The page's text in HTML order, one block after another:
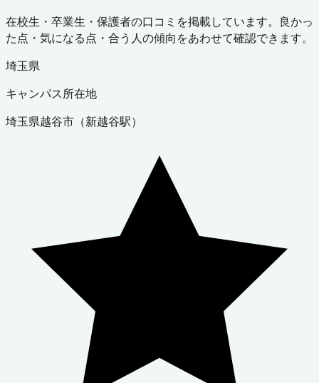
在校生・卒業生・保護者の口コミを掲載しています。良かっ
た点・気になる点・合う人の傾向をあわせて確認できます。
埼玉県
キャンパス所在地
埼玉県越谷市 （新越谷駅）